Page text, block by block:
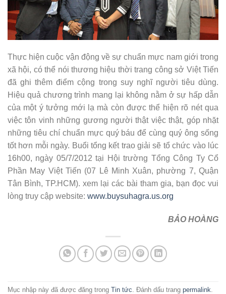
Thực hiện cuộc vận động về sự chuẩn mực nam giới trong
xã hội, có thể nói thương hiệu thời trang công sở Việt Tiến
đã ghi thêm điểm cộng trong suy nghĩ người tiêu dùng.
Hiệu quả chương trình mang lại không nằm ở sự hấp dẫn
của một ý tưởng mới lạ mà còn được thể hiện rõ nét qua
việc tôn vinh những gương người thật việc thật, góp nhặt
những tiêu chí chuẩn mực quý báu để cùng quý ông sống
tốt hơn mỗi ngày. Buổi tổng kết trao giải sẽ tổ chức vào lúc
16h00, ngày 05/7/2012 tại Hội trường Tổng Công Ty Cổ
Phần May Việt Tiến (07 Lê Minh Xuân, phường 7, Quận
Tân Bình, TP.HCM). xem lại các bài tham gia, bạn đọc vui
lòng truy cập website: www.buysuhagra.us.org
BẢO HOÀNG
Mục nhập này đã được đăng trong Tin tức. Đánh dấu trang permalink.